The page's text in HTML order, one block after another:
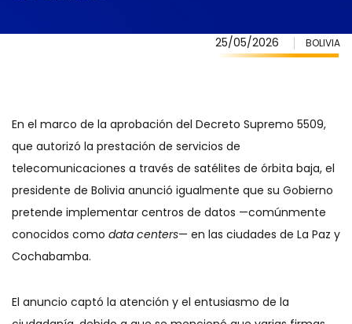
25/05/2026 BOLIVIA
En el marco de la aprobación del Decreto Supremo 5509,
que autorizó la prestación de servicios de
telecomunicaciones a través de satélites de órbita baja, el
presidente de Bolivia anunció igualmente que su Gobierno
pretende implementar centros de datos —comúnmente
conocidos como data centers— en las ciudades de La Paz y
Cochabamba.
El anuncio captó la atención y el entusiasmo de la